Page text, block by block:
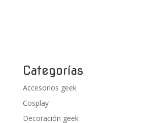
Categorías
Accesorios geek
Cosplay
Decoración geek